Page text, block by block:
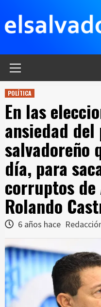
contenido
POLÍTICA
En las
ansiedad del
salvadoreño
día, para
corruptos de
Rolando
6 años hace